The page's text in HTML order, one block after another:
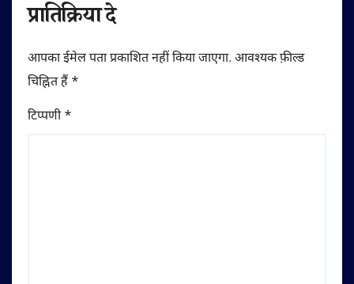
प्रातिक्रिया दे
आपका ईमेल पता प्रकाशित नहीं किया जाएगा. आवश्यक फ़ील्ड
चिह्नित हैं *
टिप्पणी*